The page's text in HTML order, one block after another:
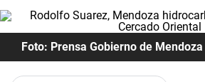
Foto: Prensa Gobierno de Mendoza